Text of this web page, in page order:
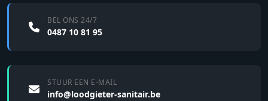
BEL ONS 24/7
0487 10 81 95
STUUR EEN E-MAIL
info@loodgieter-sanitair.be